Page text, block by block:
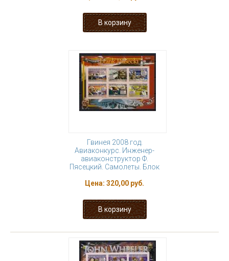
Гвинея 2008 год.
Авиаконкурс. Инженер-
авиаконструктор Ф.
Пясецкий. Самолеты. Блок
Цена: 320,00 руб.